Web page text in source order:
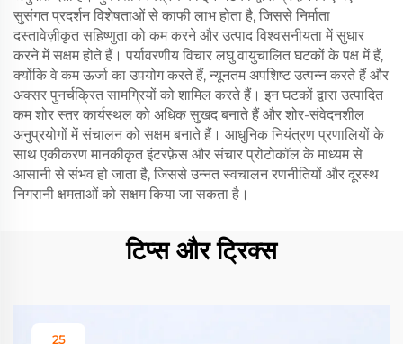
सुसंगत प्रदर्शन विशेषताओं से काफी लाभ होता है, जिससे निर्माता
दस्तावेज़ीकृत सहिष्णुता को कम करने और उत्पाद विश्वसनीयता में सुधार
करने में सक्षम होते हैं। पर्यावरणीय विचार लघु वायुचालित घटकों के पक्ष में हैं,
क्योंकि वे कम ऊर्जा का उपयोग करते हैं, न्यूनतम अपशिष्ट उत्पन्न करते हैं और
अक्सर पुनर्चक्रित सामग्रियों को शामिल करते हैं। इन घटकों द्वारा उत्पादित
कम शोर स्तर कार्यस्थल को अधिक सुखद बनाते हैं और शोर-संवेदनशील
अनुप्रयोगों में संचालन को सक्षम बनाते हैं। आधुनिक नियंत्रण प्रणालियों के
साथ एकीकरण मानकीकृत इंटरफ़ेस और संचार प्रोटोकॉल के माध्यम से
आसानी से संभव हो जाता है, जिससे उन्नत स्वचालन रणनीतियों और दूरस्थ
निगरानी क्षमताओं को सक्षम किया जा सकता है।
टिप्स और ट्रिक्स
25